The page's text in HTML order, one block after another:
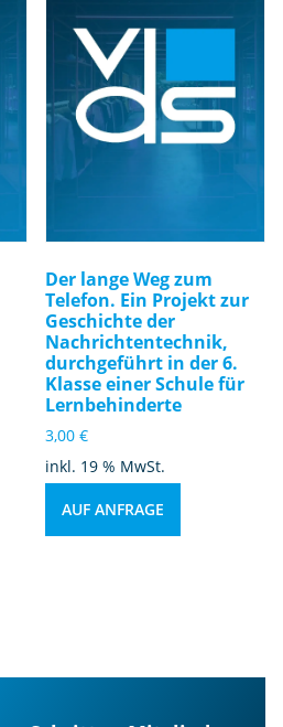
Der lange Weg zum
Telefon. Ein Projekt zur
Geschichte der
Nachrichtentechnik,
durchgeführt in der 6.
Klasse einer Schule für
Lernbehinderte
3,00€
inkl. 19 % MwSt.
AUF ANFRAGE